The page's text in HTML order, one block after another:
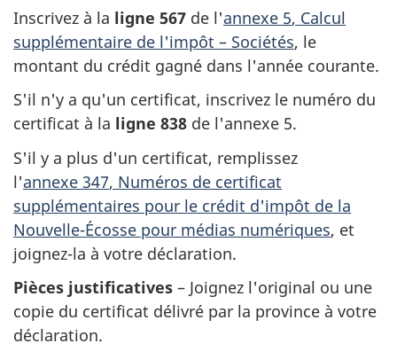
Inscrivez à la ligne 567 de l'annexe 5, Calcul
supplémentaire de l'impôt – Sociétés, le
montant du crédit gagné dans l'année courante.
S'il n'y a qu'un certificat, inscrivez le numéro du
certificat à la ligne 838 de l'annexe 5.
S'il y a plus d'un certificat, remplissez
l'annexe 347, Numéros de certificat
supplémentaires pour le crédit d'impôt de la
Nouvelle-Écosse pour médias numériques, et
joignez-la à votre déclaration.
Pièces justificatives – Joignez l'original ou une
copie du certificat délivré par la province à votre
déclaration.